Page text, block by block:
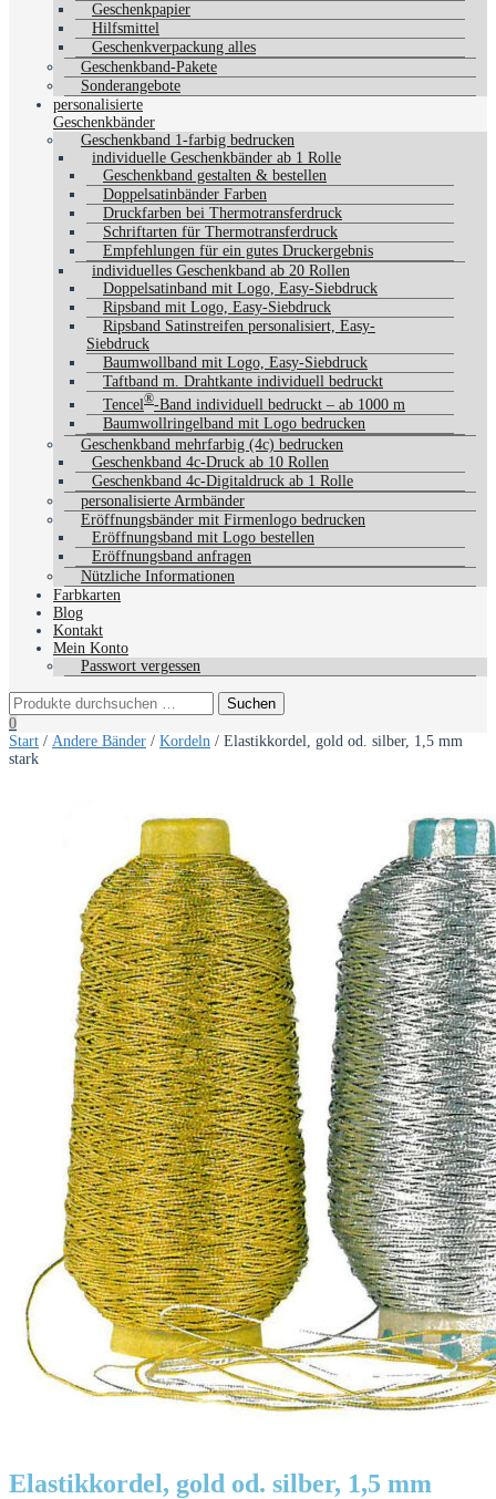
Geschenkpapier
Hilfsmittel
Geschenkverpackung alles
Geschenkband-Pakete
Sonderangebote
personalisierte
Geschenkbänder
Geschenkband 1-farbig bedrucken
individuelle Geschenkbänder ab 1 Rolle
Geschenkband gestalten & bestellen
Doppelsatinbänder Farben
Druckfarben bei Thermotransferdruck
Schriftarten für Thermotransferdruck
Empfehlungen für ein gutes Druckergebnis
individuelles Geschenkband ab 20 Rollen
Doppelsatinband mit Logo, Easy-Siebdruck
Ripsband mit Logo, Easy-Siebdruck
Ripsband Satinstreifen personalisiert, Easy-
Siebdruck
Baumwollband mit Logo, Easy-Siebdruck
Taftband m. Drahtkante individuell bedruckt
Tencel®-Band individuell bedruckt – ab 1000 m
Baumwollringelband mit Logo bedrucken
Geschenkband mehrfarbig (4c) bedrucken
Geschenkband 4c-Druck ab 10 Rollen
Geschenkband 4c-Digitaldruck ab 1 Rolle
personalisierte Armbänder
Eröffnungsbänder mit Firmenlogo bedrucken
Eröffnungsband mit Logo bestellen
Eröffnungsband anfragen
Nützliche Informationen
Farbkarten
Blog
Kontakt
Mein Konto
Passwort vergessen
0
Start / Andere Bänder / Kordeln / Elastikkordel, gold od. silber, 1,5 mm
stark
Elastikkordel, gold od. silber, 1,5 mm